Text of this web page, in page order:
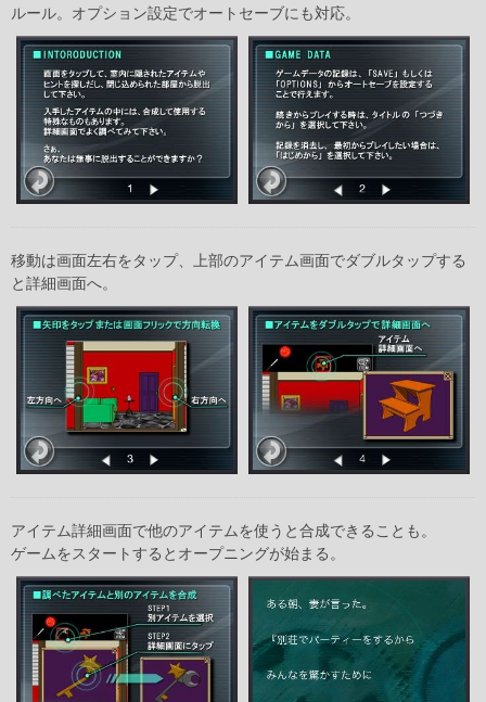
ルール。オプション設定でオートセーブにも対応。
移動は画面左右をタップ、上部のアイテム画面でダブルタップする
と詳細画面へ。
アイテム詳細画面で他のアイテムを使うと合成できることも。
ゲームをスタートするとオープニングが始まる。